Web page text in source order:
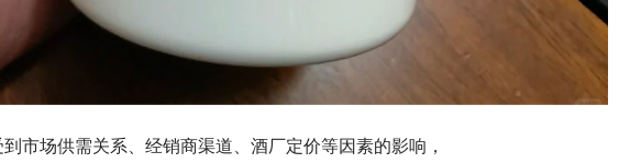
市场供需关系、经销商渠道、酒厂定价等因素的影响，